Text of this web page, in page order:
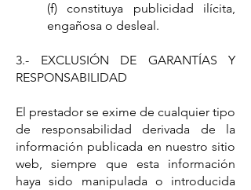
(f) constituya publicidad ilícita,
engañosa o desleal.
3.- EXCLUSIÓN DE GARANTÍAS Y
RESPONSABILIDAD
El prestador se exime de cualquier tipo
de responsabilidad derivada de la
información publicada en nuestro sitio
web, siempre que esta información
haya sido manipulada o introducida